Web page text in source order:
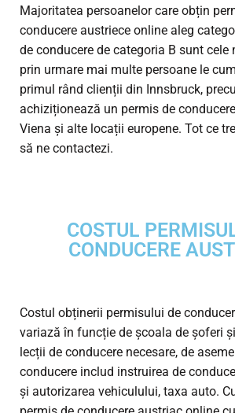
Majoritatea persoanelor care obțin
conducere austriece online aleg
de conducere de categoria B sunt cele
prin urmare mai multe persoane le
primul rând clienții din Innsbruck,
achiziționează un permis de
Viena și alte locații europene. Tot ce
să ne contactezi.
COSTUL
CONDUCERE
Costul obținerii permisului de
variază în funcție de școala de șoferi
lecții de conducere necesare, de
conducere includ instruirea de
și autorizarea vehiculului, taxa auto.